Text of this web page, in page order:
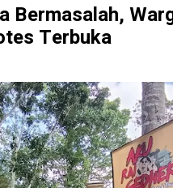
Bermasalah,
Terbuka